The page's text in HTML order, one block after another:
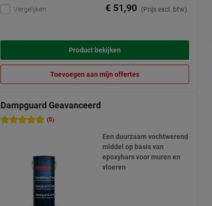
Vergelijken € 51,90 (Prijs excl. btw)
Product bekijken
Toevoegen aan mijn offertes
Dampguard Geavanceerd
(5)
Een duurzaam vochtwerend
middel op basis van
epoxyhars voor muren en
vloeren